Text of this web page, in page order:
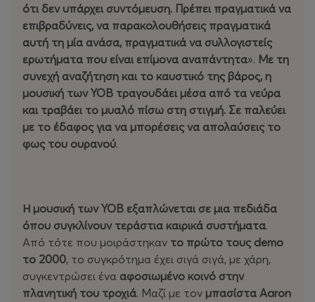
ότι δεν υπάρχει συντόμευση. Πρέπει πραγματικά να
επιβραδύνεις, να παρακολουθήσεις πραγματικά
αυτή τη μία ανάσα, πραγματικά να συλλογιστείς
ερωτήματα που είναι επίμονα αναπάντητα». Με τη
συνεχή αναζήτηση και το καυστικό της βάρος, η
μουσική των YOB τραγουδάει μέσα από τα νεύρα
και τραβάει το μυαλό πίσω στη στιγμή. Σε παλεύει
με το έδαφος για να μπορέσεις να απολαύσεις το
φως του ουρανού.
Η μουσική των YOB εξαπλώνεται σε μια πεδιάδα
όπου συγκλίνουν τεράστια καιρικά συστήματα.
Από τότε που μοιράστηκαν το πρώτο τους demo
το 2000, το συγκρότημα έχει σιγά σιγά, με χάρη,
συγκεντρώσει ένα αφοσιωμένο κοινό στην
πλανητική του τροχιά. Μαζί με τον μπασίστα Aaron